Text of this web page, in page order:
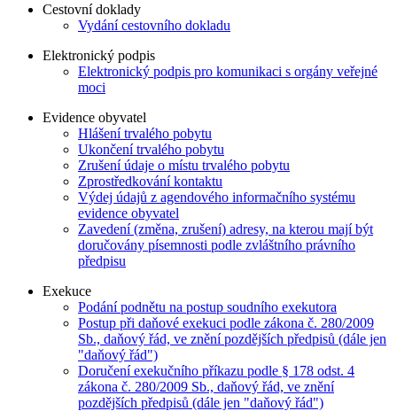
Cestovní doklady
Vydání cestovního dokladu
Elektronický podpis
Elektronický podpis pro komunikaci s orgány veřejné
moci
Evidence obyvatel
Hlášení trvalého pobytu
Ukončení trvalého pobytu
Zrušení údaje o místu trvalého pobytu
Zprostředkování kontaktu
Výdej údajů z agendového informačního systému
evidence obyvatel
Zavedení (změna, zrušení) adresy, na kterou mají být
doručovány písemnosti podle zvláštního právního
předpisu
Exekuce
Podání podnětu na postup soudního exekutora
Postup při daňové exekuci podle zákona č. 280/2009
Sb., daňový řád, ve znění pozdějších předpisů (dále jen
"daňový řád")
Doručení exekučního příkazu podle § 178 odst. 4
zákona č. 280/2009 Sb., daňový řád, ve znění
pozdějších předpisů (dále jen "daňový řád")